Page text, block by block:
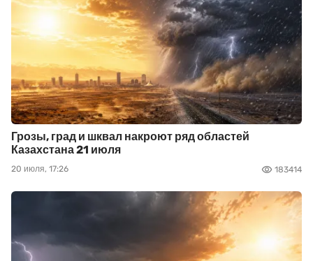
Грозы, град и шквал накроют ряд областей
Казахстана 21 июля
20 июля, 17:26 183414